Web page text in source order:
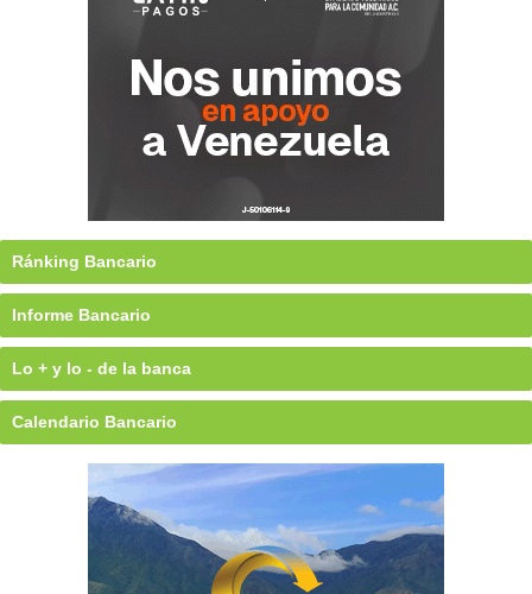
Ránking Bancario
Informe Bancario
Lo + y lo - de la banca
Calendario Bancario